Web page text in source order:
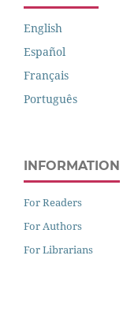
English
Español
Français
Português
INFORMATION
For Readers
For Authors
For Librarians